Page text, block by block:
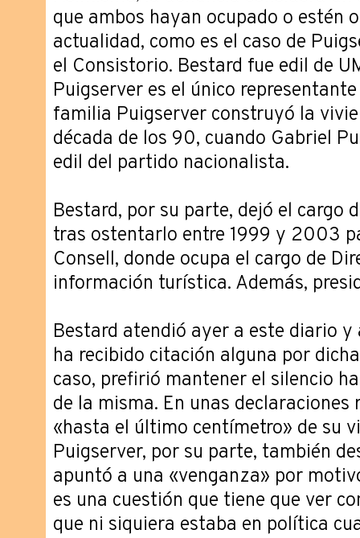
que ambos hayan ocupado o estén
actualidad, como es el caso de
el Consistorio. Bestard fue edil de
Puigserver es el único
familia Puigserver construyó la
década de los 90, cuando Gabriel
edil del partido nacionalista.
Bestard, por su parte, dejó el cargo
tras ostentarlo entre 1999 y 2003
Consell, donde ocupa el cargo de
información turística. Además,
Bestard atendió ayer a este diario
ha recibido citación alguna por
caso, prefirió mantener el silencio
de la misma. En unas declaraciones
«hasta el último centímetro» de su
Puigserver, por su parte, también
apuntó a una «venganza» por
es una cuestión que tiene que ver
que ni siquiera estaba en política